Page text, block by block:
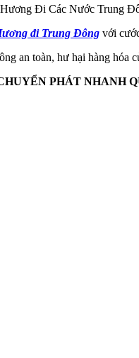
Đi Các Nước Trung
đi Trung Đông với
an toàn, hư hại hàng hóa
PHÁT NHANH